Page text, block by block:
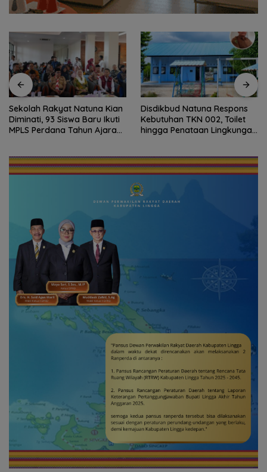
Disdikbud Natuna Respons
Kebutuhan TKN 002, Toilet
hingga Penataan Lingkungan
Dokter Militer dari Natuna,
Wakili Indonesia di
Konferensi Bedah Ortopedi